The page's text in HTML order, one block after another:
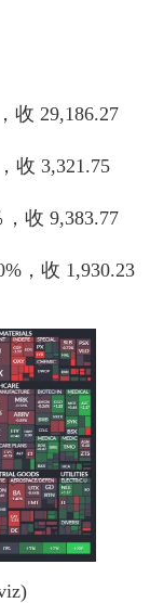
收 29,186.27
收 3,321.75
收 9,383.77
，收 1,930.23